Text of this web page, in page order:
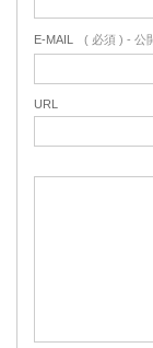
E-MAIL ( 必須 ) - 公
URL